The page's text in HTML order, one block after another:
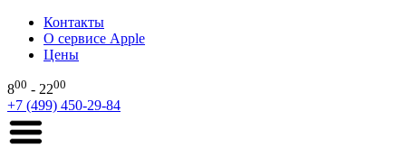
Контакты
О сервисе Apple
Цены
800 - 2200
+7 (499) 450-29-84